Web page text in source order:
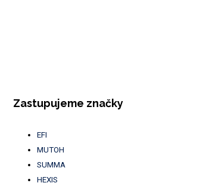
Zastupujeme značky
EFI
MUTOH
SUMMA
HEXIS